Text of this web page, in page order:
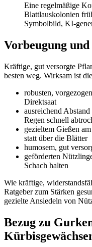
Eine regelmäßige
Blattlauskolonien
Symbolbild, KI-
Vorbeugung
Kräftige, gut versorgte
besten weg. Wirksam ist
robusten,
Direktsaat
ausreichend
Regen schnell
gezieltem Gießen
statt über die Blätter
humosem, gut
geförderten
Schach halten
Wie kräftige,
Ratgeber zum Stärken
gezielte Ansiedeln von
Bezug zu